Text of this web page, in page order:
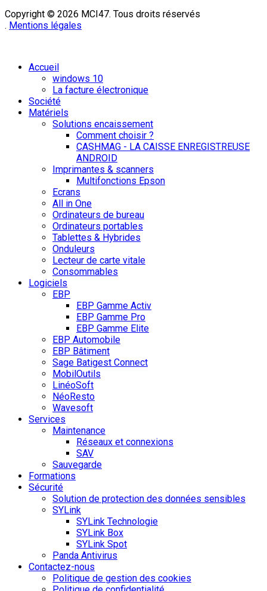
Copyright © 2026 MCI47. Tous droits réservés
. Mentions légales
Accueil
windows 10
La facture électronique
Société
Matériels
Solutions encaissement
Comment choisir ?
CASHMAG - LA CAISSE ENREGISTREUSE
ANDROID
Imprimantes & scanners
Multifonctions Epson
Ecrans
All in One
Ordinateurs de bureau
Ordinateurs portables
Tablettes & Hybrides
Onduleurs
Lecteur de carte vitale
Consommables
Logiciels
EBP
EBP Gamme Activ
EBP Gamme Pro
EBP Gamme Elite
EBP Automobile
EBP Bâtiment
Sage Batigest Connect
MobilOutils
LinéoSoft
NéoResto
Wavesoft
Services
Maintenance
Réseaux et connexions
SAV
Sauvegarde
Formations
Sécurité
Solution de protection des données sensibles
SYLink
SYLink Technologie
SYLink Box
SYLink Spot
Panda Antivirus
Contactez-nous
Politique de gestion des cookies